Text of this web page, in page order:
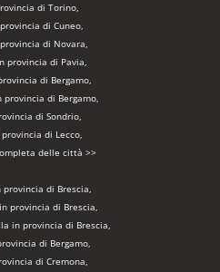
di Torino,
di Cuneo,
di Novara,
provincia di Pavia,
di Bergamo,
provincia di Bergamo,
di Sondrio,
di Lecco,
delle città >>
di Brescia,
provincia di Brescia,
in provincia di Brescia,
di Bergamo,
di Cremona,